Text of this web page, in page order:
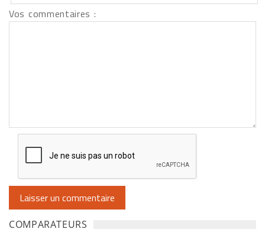
Vos commentaires :
COMPARATEURS